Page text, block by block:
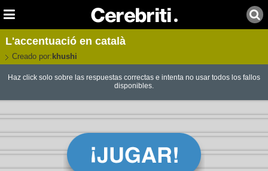
L'accentuació en català
Creado por: khushi
Haz click solo sobre las respuestas correctas e intenta no usar todos los fallos
disponibles.